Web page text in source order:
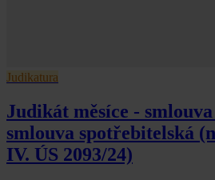
Judikatura
Judikát měsíce -
smlouva spotřebitelská
IV. ÚS 2093/24)